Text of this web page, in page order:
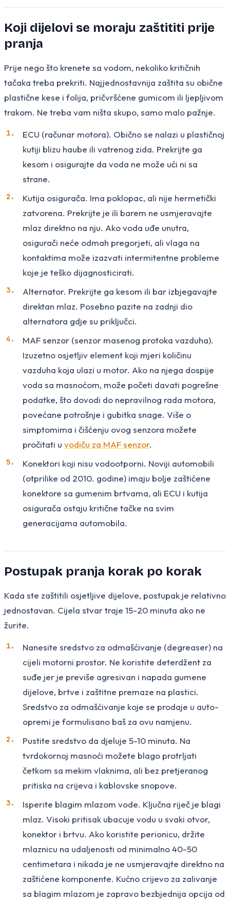
Koji dijelovi se moraju zaštititi prije
pranja
Prije nego što krenete sa vodom, nekoliko kritičnih
tačaka treba prekriti. Najjednostavnija zaštita su obične
plastične kese i folija, pričvršćene gumicom ili ljepljivom
trakom. Ne treba vam ništa skupo, samo malo pažnje.
ECU (računar motora). Obično se nalazi u plastičnoj
kutiji blizu haube ili vatrenog zida. Prekrijte ga
kesom i osigurajte da voda ne može ući ni sa
strane.
Kutija osigurača. Ima poklopac, ali nije hermetički
zatvorena. Prekrijte je ili barem ne usmjeravajte
mlaz direktno na nju. Ako voda uđe unutra,
osigurači neće odmah pregorjeti, ali vlaga na
kontaktima može izazvati intermitentne probleme
koje je teško dijagnosticirati.
Alternator. Prekrijte ga kesom ili bar izbjegavajte
direktan mlaz. Posebno pazite na zadnji dio
alternatora gdje su priključci.
MAF senzor (senzor masenog protoka vazduha).
Izuzetno osjetljiv element koji mjeri količinu
vazduha koja ulazi u motor. Ako na njega dospije
voda sa masnoćom, može početi davati pogrešne
podatke, što dovodi do nepravilnog rada motora,
povećane potrošnje i gubitka snage. Više o
simptomima i čišćenju ovog senzora možete
pročitati u vodiču za MAF senzor.
Konektori koji nisu vodootporni. Noviji automobili
(otprilike od 2010. godine) imaju bolje zaštićene
konektore sa gumenim brtvama, ali ECU i kutija
osigurača ostaju kritične tačke na svim
generacijama automobila.
Postupak pranja korak po korak
Kada ste zaštitili osjetljive dijelove, postupak je relativno
jednostavan. Cijela stvar traje 15-20 minuta ako ne
žurite.
Nanesite sredstvo za odmašćivanje (degreaser) na
cijeli motorni prostor. Ne koristite deterdžent za
suđe jer je previše agresivan i napada gumene
dijelove, brtve i zaštitne premaze na plastici.
Sredstvo za odmašćivanje koje se prodaje u auto-
opremi je formulisano baš za ovu namjenu.
Pustite sredstvo da djeluje 5-10 minuta. Na
tvrdokornoj masnoći možete blago protrljati
četkom sa mekim vlaknima, ali bez pretjeranog
pritiska na crijeva i kablovske snopove.
Isperite blagim mlazom vode. Ključna riječ je blagi
mlaz. Visoki pritisak ubacuje vodu u svaki otvor,
konektor i brtvu. Ako koristite perionicu, držite
mlaznicu na udaljenosti od minimalno 40-50
centimetara i nikada je ne usmjeravajte direktno na
zaštićene komponente. Kućno crijevo za zalivanje
sa blagim mlazom je zapravo bezbjednija opcija od